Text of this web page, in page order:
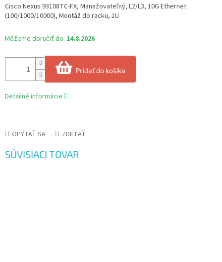
cena:
Môžeme doručiť do: 14.8.2026
Pridať do košíka
Cisco Nexus 93108TC-FX, Manažovateľný, L2/L3, 10G Ethernet
(100/1000/10000), Montáž do racku, 1U
Detailné informácie
OPÝTAŤ SA ZDIEĽAŤ
SÚVISIACI TOVAR